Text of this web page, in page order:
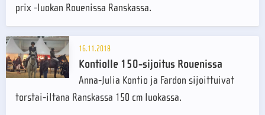
prix -luokan Rouenissa Ranskassa.
16.11.2018
Kontiolle 150-sijoitus Rouenissa
Anna-Julia Kontio ja Fardon sijoittuivat
torstai-iltana Ranskassa 150 cm luokassa.